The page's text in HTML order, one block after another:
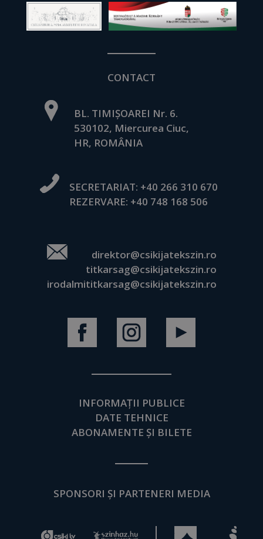
CONTACT
BL. TIMIȘOAREI Nr. 6.
530102, Miercurea Ciuc,
HR, ROMÂNIA
SECRETARIAT: +40 266 310 670
REZERVARE: +40 748 168 506
direktor@csikijatekszin.ro
titkarsag@csikijatekszin.ro
irodalmititkarsag@csikijatekszin.ro
INFORMAȚII PUBLICE
DATE TEHNICE
ABONAMENTE ȘI BILETE
SPONSORI ȘI PARTENERI MEDIA